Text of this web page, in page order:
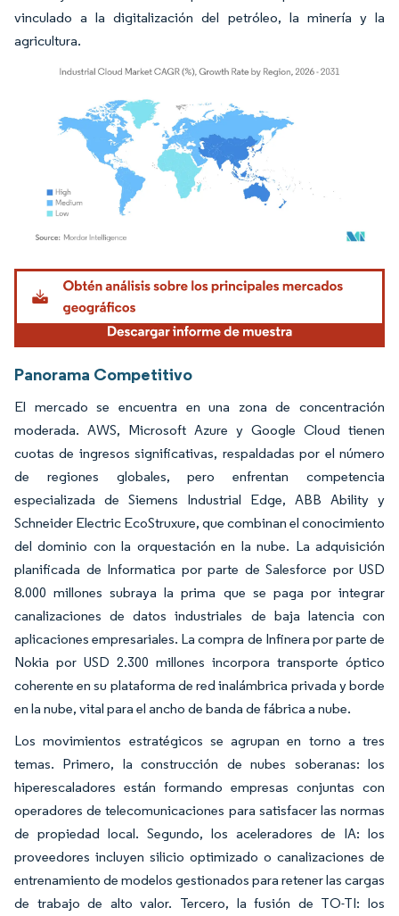
vinculado a la digitalización del petróleo, la minería y la
agricultura.
Imagen © Mordor Intelligence. El uso requiere atribución según CC BY 4.0.
Panorama Competitivo
El mercado se encuentra en una zona de concentración
moderada. AWS, Microsoft Azure y Google Cloud tienen
cuotas de ingresos significativas, respaldadas por el número
de regiones globales, pero enfrentan competencia
especializada de Siemens Industrial Edge, ABB Ability y
Schneider Electric EcoStruxure, que combinan el conocimiento
del dominio con la orquestación en la nube. La adquisición
planificada de Informatica por parte de Salesforce por USD
8.000 millones subraya la prima que se paga por integrar
canalizaciones de datos industriales de baja latencia con
aplicaciones empresariales. La compra de Infinera por parte de
Nokia por USD 2.300 millones incorpora transporte óptico
coherente en su plataforma de red inalámbrica privada y borde
en la nube, vital para el ancho de banda de fábrica a nube.
Los movimientos estratégicos se agrupan en torno a tres
temas. Primero, la construcción de nubes soberanas: los
hiperescaladores están formando empresas conjuntas con
operadores de telecomunicaciones para satisfacer las normas
de propiedad local. Segundo, los aceleradores de IA: los
proveedores incluyen silicio optimizado o canalizaciones de
entrenamiento de modelos gestionados para retener las cargas
de trabajo de alto valor. Tercero, la fusión de TO-TI: los